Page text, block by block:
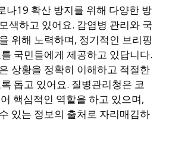
나19 확산 방지를 위해 다양한 방
색하고 있어요. 감염병 관리와 국
위해 노력하며, 정기적인 브리핑
국민들에게 제공하고 있답니다.
상황을 정확히 이해하고 적절한
돕고 있어요. 질병관리청은 코
핵심적인 역할을 하고 있으며,
있는 정보의 출처로 자리매김하